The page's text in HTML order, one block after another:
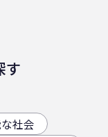
す
社会